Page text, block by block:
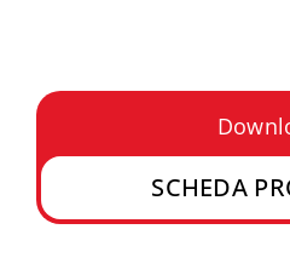
SCHEDA